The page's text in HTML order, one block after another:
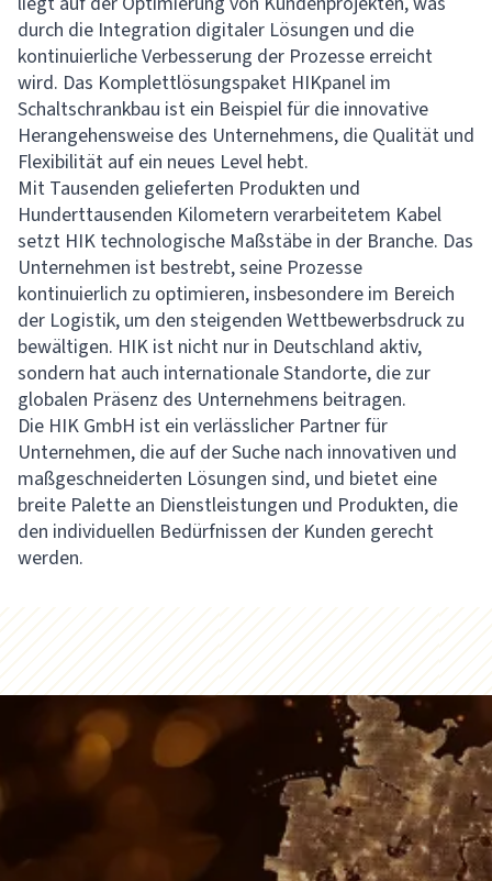
durch die Integration digitaler Lösungen und die
kontinuierliche Verbesserung der Prozesse erreicht
wird. Das Komplettlösungspaket HIKpanel im
Schaltschrankbau ist ein Beispiel für die innovative
Herangehensweise des Unternehmens, die Qualität und
Flexibilität auf ein neues Level hebt.
Mit Tausenden gelieferten Produkten und
Hunderttausenden Kilometern verarbeitetem Kabel
setzt HIK technologische Maßstäbe in der Branche. Das
Unternehmen ist bestrebt, seine Prozesse
kontinuierlich zu optimieren, insbesondere im Bereich
der Logistik, um den steigenden Wettbewerbsdruck zu
bewältigen. HIK ist nicht nur in Deutschland aktiv,
sondern hat auch internationale Standorte, die zur
globalen Präsenz des Unternehmens beitragen.
Die HIK GmbH ist ein verlässlicher Partner für
Unternehmen, die auf der Suche nach innovativen und
maßgeschneiderten Lösungen sind, und bietet eine
breite Palette an Dienstleistungen und Produkten, die
den individuellen Bedürfnissen der Kunden gerecht
werden.